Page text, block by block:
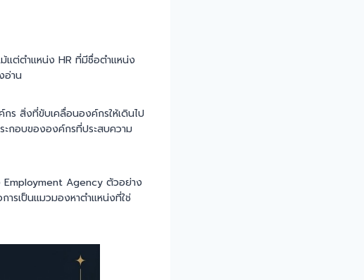
แต่ตำแหน่ง HR ที่มีชื่อตำแหน่ง
อ่าน
ร สิ่งที่ขับเคลื่อนองค์กรให้เดินไป
กอบขององค์กรที่ประสบความ
Agency ตัวอย่าง
รเป็นแมวมองหาตำแหน่งที่ใช่